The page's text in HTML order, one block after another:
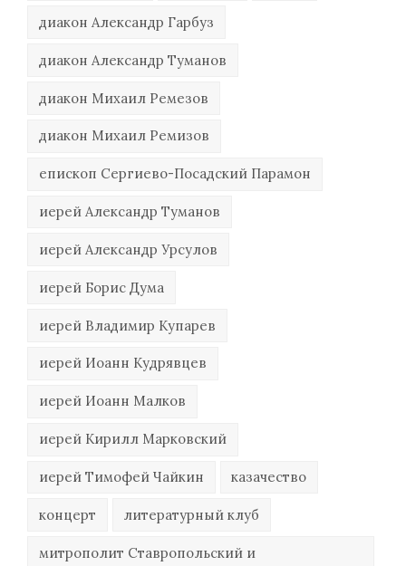
диакон Александр Гарбуз
диакон Александр Туманов
диакон Михаил Ремезов
диакон Михаил Ремизов
епископ Сергиево-Посадский Парамон
иерей Александр Туманов
иерей Александр Урсулов
иерей Борис Дума
иерей Владимир Купарев
иерей Иоанн Кудрявцев
иерей Иоанн Малков
иерей Кирилл Марковский
иерей Тимофей Чайкин казачество
концерт литературный клуб
митрополит Ставропольский и